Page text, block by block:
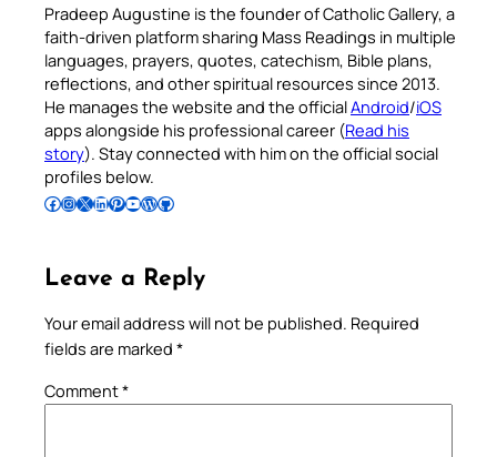
Pradeep Augustine is the founder of Catholic Gallery, a
faith-driven platform sharing Mass Readings in multiple
languages, prayers, quotes, catechism, Bible plans,
reflections, and other spiritual resources since 2013.
He manages the website and the officialAndroid/iOS
apps alongside his professional career (Read his
story). Stay connected with him on the official social
profiles below.
Follow Pradeep on Facebook Follow Pradeep on InstagramFollow Pradeep on X Follow Pradeep on LinkedIn Follow Pradeep on Pinterest Subscribe to Pradeep’s Youtube Channel Follow Pradeep on WordPress Follow Pradeep on GitHub
Leave a Reply
Your email address will not be published. Required
fields are marked *
Comment*